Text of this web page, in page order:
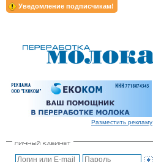
Уведомление подписчикам!
Разместить рекламу